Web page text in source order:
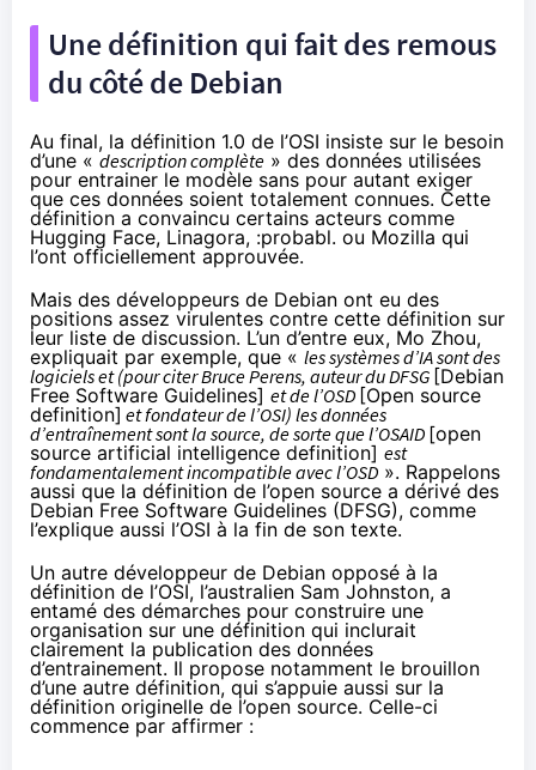
Une définition qui fait des remous
du côté de Debian
Au final, la définition 1.0 de l’OSI insiste sur le besoin
d’une « description complète » des données utilisées
pour entrainer le modèle sans pour autant exiger
que ces données soient totalement connues. Cette
définition a convaincu certains acteurs comme
Hugging Face, Linagora, :probabl. ou Mozilla qui
l’ont officiellement approuvée.
Mais des développeurs de Debian ont eu des
positions assez virulentes contre cette définition sur
leur liste de discussion. L’un d’entre eux, Mo Zhou,
expliquait par exemple, que « les systèmes d’IA sont des
logiciels et (pour citer Bruce Perens, auteur du DFSG [Debian
Free Software Guidelines] et de l’OSD [Open source
definition] et fondateur de l’OSI) les données
d’entraînement sont la source, de sorte que l’OSAID [open
source artificial intelligence definition] est
fondamentalement incompatible avec l’OSD ». Rappelons
aussi que la définition de l’open source a dérivé des
Debian Free Software Guidelines (DFSG), comme
l’explique aussi l’OSI à la fin de son texte.
Un autre développeur de Debian opposé à la
définition de l’OSI, l’australien Sam Johnston, a
entamé des démarches pour construire une
organisation sur une définition qui inclurait
clairement la publication des données
d’entrainement. Il propose notamment le brouillon
d’une autre définition, qui s’appuie aussi sur la
définition originelle de l’open source. Celle-ci
commence par affirmer :